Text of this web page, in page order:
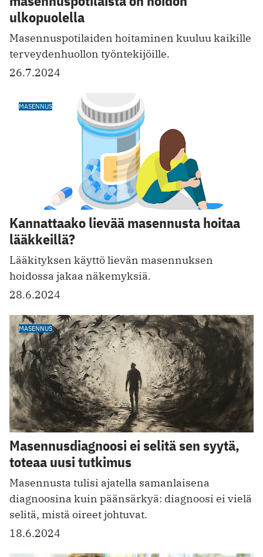
ulkopuolella
Masennuspotilaiden hoitaminen kuuluu kaikille
terveydenhuollon työntekijöille.
26.7.2024
MASENNUS
Kannattaako lievää masennusta hoitaa
lääkkeillä?
Lääkityksen käyttö lievän masennuksen
hoidossa jakaa näkemyksiä.
28.6.2024
MASENNUS
Masennusdiagnoosi ei selitä sen syytä,
toteaa uusi tutkimus
Masennusta tulisi ajatella samanlaisena
diagnoosina kuin päänsärkyä: diagnoosi ei vielä
selitä, mistä oireet johtuvat.
18.6.2024